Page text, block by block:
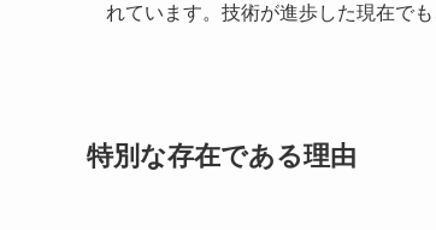
れています。技術が進歩した現在で
特別な存在である理由